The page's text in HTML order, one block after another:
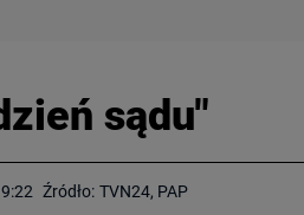
sądu"
Źródło: TVN24, PAP